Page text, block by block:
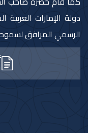
دولة الإمارات
الرسمي المرافق لسموه